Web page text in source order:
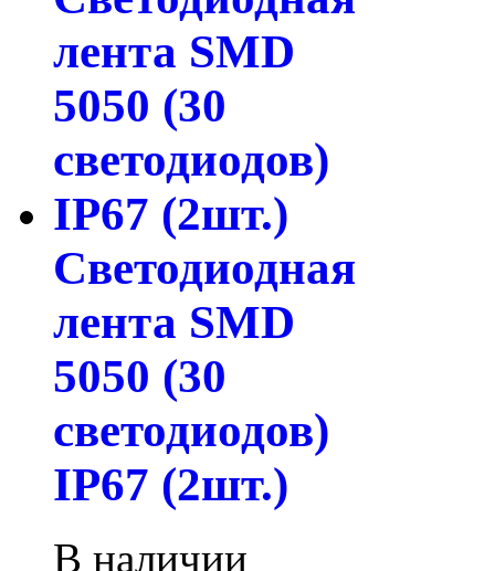
Светодиодная
лента SMD
5050 (30
светодиодов)
IP67 (2шт.)
В наличии